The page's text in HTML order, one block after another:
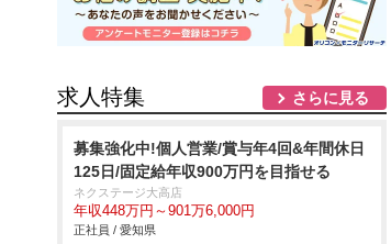
求人特集 さらに見る
募集強化中!個人営業/賞与年4回&年間休日
125日/固定給年収900万円を目指せる
ネクステージ大高店
年収448万円～901万6,000円
正社員 / 愛知県